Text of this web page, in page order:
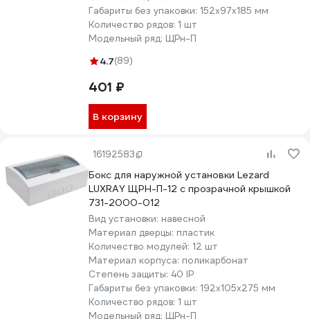
Габариты без упаковки: 152х97х185 мм
Количество рядов: 1 шт
Модельный ряд: ЩРн-П
4.7(89)
401 ₽
В корзину
16192583
Бокс для наружной установки Lezard
LUXRAY ЩРН-П-12 с прозрачной крышкой
731-2000-012
Вид установки: навесной
Материал дверцы: пластик
Количество модулей: 12 шт
Материал корпуса: поликарбонат
Степень защиты: 40 IP
Габариты без упаковки: 192х105х275 мм
Количество рядов: 1 шт
Модельный ряд: ЩРн-П